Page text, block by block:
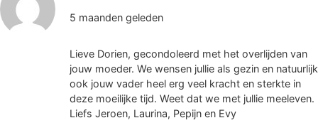
5 maanden geleden
Lieve Dorien, gecondoleerd met het overlijden van
jouw moeder. We wensen jullie als gezin en natuurlijk
ook jouw vader heel erg veel kracht en sterkte in
deze moeilijke tijd. Weet dat we met jullie meeleven.
Liefs Jeroen, Laurina, Pepijn en Evy